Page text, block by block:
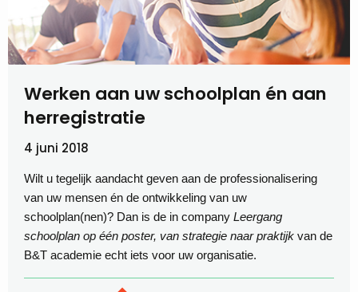
Werken aan uw schoolplan én aan
herregistratie
4 juni 2018
Wilt u tegelijk aandacht geven aan de professionalisering
van uw mensen én de ontwikkeling van uw
schoolplan(nen)? Dan is de in company Leergang
schoolplan op één poster, van strategie naar praktijk van de
B&T academie echt iets voor uw organisatie.